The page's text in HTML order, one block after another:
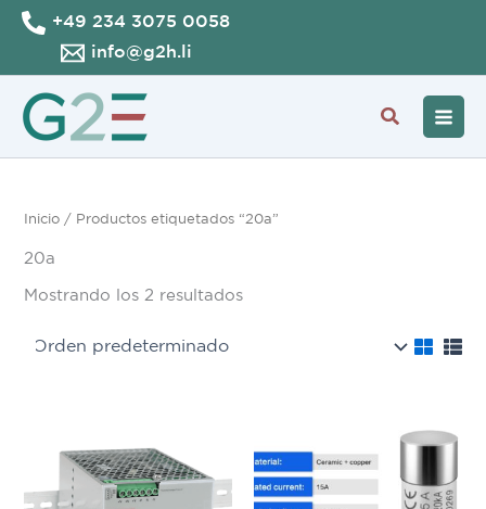
contenido
+49 234 3075 0058
info@g2h.li
Buscar
Inicio / Productos etiquetados “20a”
20a
Mostrando los 2 resultados